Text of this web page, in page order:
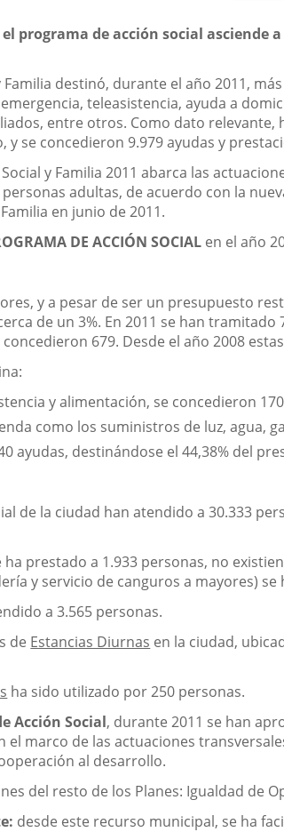
programa de acción social asciende
Familia destinó, durante el año 2011,
teleasistencia, ayuda a
entre otros. Como dato
y se concedieron 9.979 ayudas y
y Familia 2011 abarca las
adultas, de acuerdo con la
en junio de 2011.
DE ACCIÓN SOCIAL en el año
y a pesar de ser un presupuesto
de un 3%. En 2011 se han
679. Desde el año 2008
y alimentación, se concedieron
como los suministros de luz, agua,
ayudas, destinándose el 44,38% del
de la ciudad han atendido a 30.333
ha prestado a 1.933 personas, no
y servicio de canguros a mayores)
a 3.565 personas.
de Estancias Diurnas en la ciudad,
ha sido utilizado por 250 personas.
Acción Social, durante 2011 se han
marco de las actuaciones
al desarrollo.
del resto de los Planes: Igualdad de
desde este recurso municipal, se ha